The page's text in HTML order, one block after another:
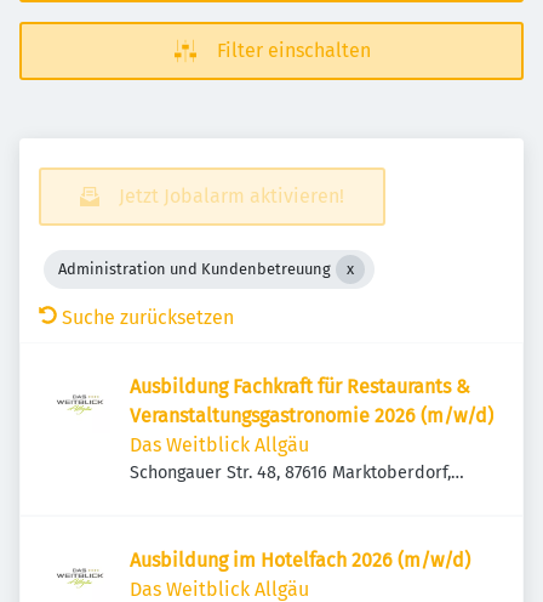
Filter einschalten
Jetzt Jobalarm aktivieren!
Administration und Kundenbetreuung
Suche zurücksetzen
Ausbildung Fachkraft für Restaurants &
Veranstaltungsgastronomie 2026 (m/w/d)
Das Weitblick Allgäu
Schongauer Str. 48, 87616 Marktoberdorf,
Ausbildung im Hotelfach 2026 (m/w/d)
Das Weitblick Allgäu